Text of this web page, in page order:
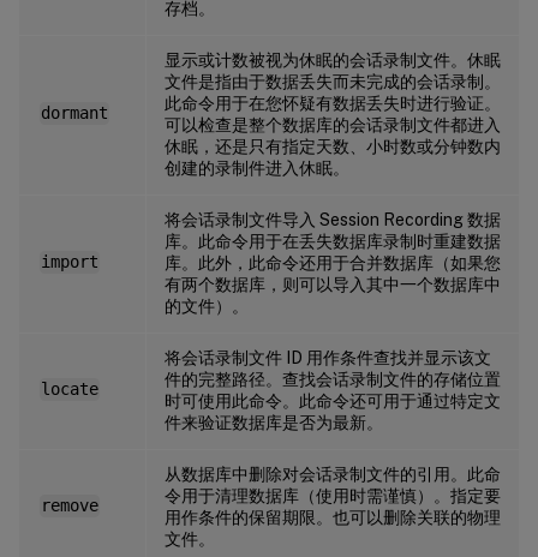
存档。
dormant
显示或计数被视为休眠的会话录制文件。休眠
文件是指由于数据丢失而未完成的会话录制。
此命令用于在您怀疑有数据丢失时进行验证。
可以检查是整个数据库的会话录制文件都进入
休眠，还是只有指定天数、小时数或分钟数内
创建的录制件进入休眠。
import
将会话录制文件导入 Session Recording 数据
库。此命令用于在丢失数据库录制时重建数据
库。此外，此命令还用于合并数据库（如果您
有两个数据库，则可以导入其中一个数据库中
的文件）。
locate
将会话录制文件 ID 用作条件查找并显示该文
件的完整路径。查找会话录制文件的存储位置
时可使用此命令。此命令还可用于通过特定文
件来验证数据库是否为最新。
remove
从数据库中删除对会话录制文件的引用。此命
令用于清理数据库（使用时需谨慎）。指定要
用作条件的保留期限。也可以删除关联的物理
文件。